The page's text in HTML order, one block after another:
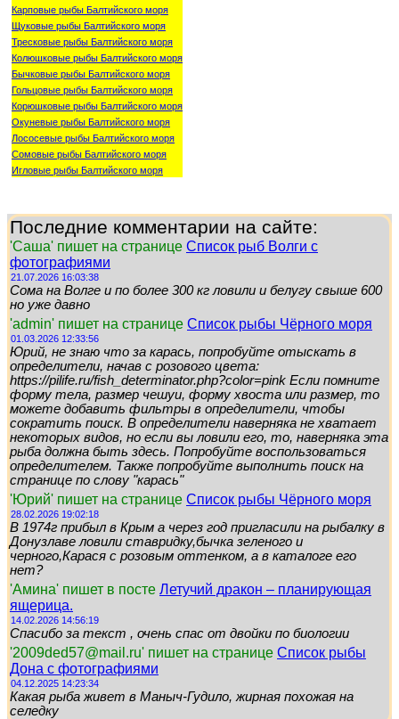
Карповые рыбы Балтийского моря
Щуковые рыбы Балтийского моря
Тресковые рыбы Балтийского моря
Колюшковые рыбы Балтийского моря
Бычковые рыбы Балтийского моря
Гольцовые рыбы Балтийского моря
Корюшковые рыбы Балтийского моря
Окуневые рыбы Балтийского моря
Лососевые рыбы Балтийского моря
Сомовые рыбы Балтийского моря
Игловые рыбы Балтийского моря
Последние комментарии на сайте:
'Саша' пишет на странице Список рыб Волги с
фотографиями
21.07.2026 16:03:38
Сома на Волге и по более 300 кг ловили и белугу свыше 600
но уже давно
'admin' пишет на странице Список рыбы Чёрного моря
01.03.2026 12:33:56
Юрий, не знаю что за карась, попробуйте отыскать в
определители, начав с розового цвета:
https://pilife.ru/fish_determinator.php?color=pink Если помните
форму тела, размер чешуи, форму хвоста или размер, то
можете добавить фильтры в определители, чтобы
сократить поиск. В определители наверняка не хватает
некоторых видов, но если вы ловили его, то, наверняка эта
рыба должна быть здесь. Попробуйте воспользоваться
определителем. Также попробуйте выполнить поиск на
странице по слову "карась"
'Юрий' пишет на странице Список рыбы Чёрного моря
28.02.2026 19:02:18
В 1974г прибыл в Крым а через год пригласили на рыбалку в
Донузлаве ловили ставридку,бычка зеленого и
черного,Карася с розовым оттенком, а в каталоге его
нет?
'Амина' пишет в посте Летучий дракон – планирующая
ящерица.
14.02.2026 14:56:19
Спасибо за текст , очень спас от двойки по биологии
'2009ded57@mail.ru' пишет на странице Список рыбы
Дона с фотографиями
04.12.2025 14:23:34
Какая рыба живет в Маныч-Гудило, жирная похожая на
селедку